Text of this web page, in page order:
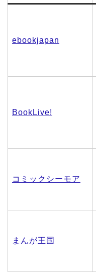
ebookjapan
BookLive!
コミックシーモア
まんが王国